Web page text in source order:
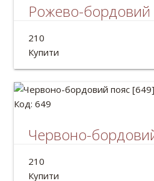
Рожево-бордовий
Український пояс для
Довжина: 2м
210
Купити
Код: 649
Червоно-
Український пояс крайка.
Довжина: 2м
210
Купити